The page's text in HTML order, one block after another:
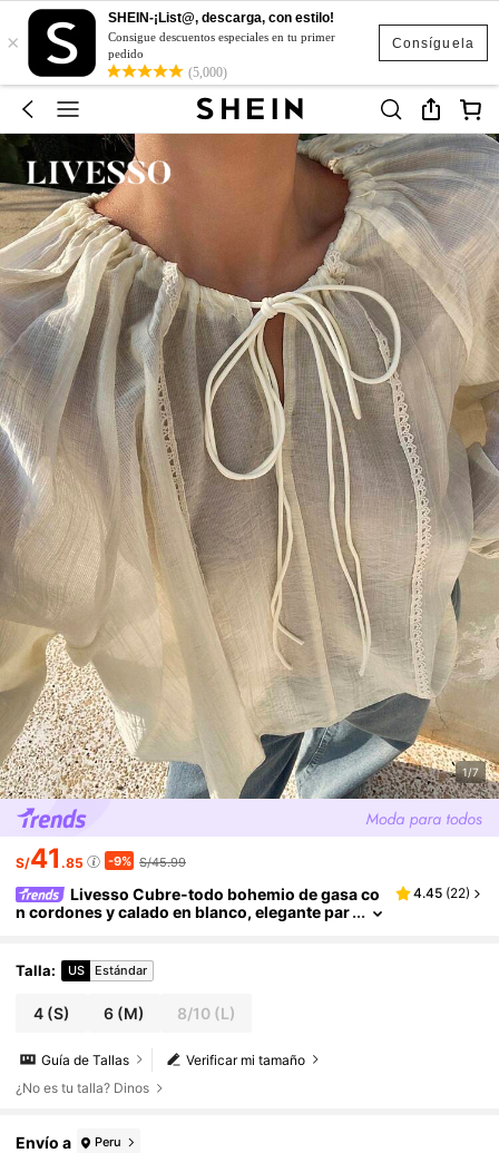
Consíguela
×
SHEIN-¡List@, descarga, con estilo!
Consigue descuentos especiales en tu primer
pedido
(5,000)
1/7
S/41 .85 -9% S/45.99
Livesso Cubre-todo bohemio de gasa co
n cordones y calado en blanco, elegante par
4.45 (22)
Talla: US Estándar
4 (S) 6 (M) 8/10(L)
Verificar mi tamaño
Guía de Tallas
¿No es tu talla? Dinos
Envío a Peru